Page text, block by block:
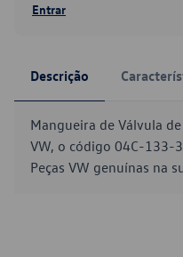
Entrar
Descrição
Mangueira de Válvula
VW, o código 04C-133-
Peças VW genuínas na